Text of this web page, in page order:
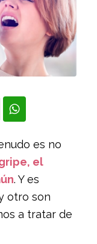
es no
el
. Y es
otro son
a tratar de